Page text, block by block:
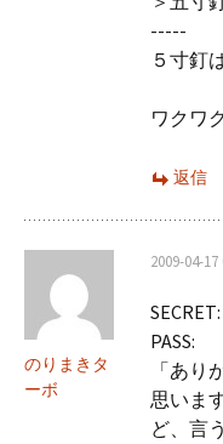
-----
５寸釘
ワクワ
返信
のりまきタ
ーボ
2009-04-17
PASS:
「あり
思いま
ど、言